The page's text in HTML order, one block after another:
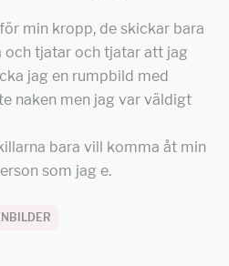
min kropp, de skickar bara
och tjatar och tjatar att jag
jag en rumpbild med
naken men jag var väldigt
bara vill komma åt min
som jag e.